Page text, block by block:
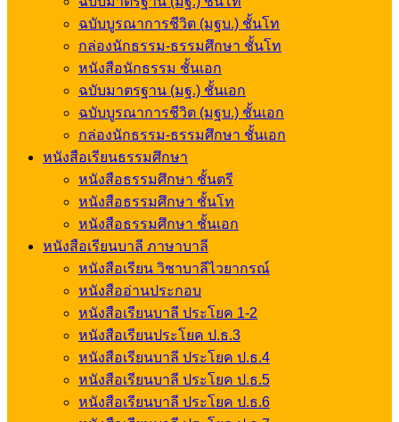
ฉบับบูรณาการชีวิต (มฐบ.) ชั้นโท
กล่องนักธรรม-ธรรมศึกษา ชั้นโท
หนังสือนักธรรม ชั้นเอก
ฉบับมาตรฐาน (มฐ.) ชั้นเอก
ฉบับบูรณาการชีวิต (มฐบ.) ชั้นเอก
กล่องนักธรรม-ธรรมศึกษา ชั้นเอก
หนังสือเรียนธรรมศึกษา
หนังสือธรรมศึกษา ชั้นตรี
หนังสือธรรมศึกษา ชั้นโท
หนังสือธรรมศึกษา ชั้นเอก
หนังสือเรียนบาลี ภาษาบาลี
หนังสือเรียน วิชาบาลีไวยากรณ์
หนังสืออ่านประกอบ
หนังสือเรียนบาลี ประโยค 1-2
หนังสือเรียนประโยค ป.ธ.3
หนังสือเรียนบาลี ประโยค ป.ธ.4
หนังสือเรียนบาลี ประโยค ป.ธ.5
หนังสือเรียนบาลี ประโยค ป.ธ.6